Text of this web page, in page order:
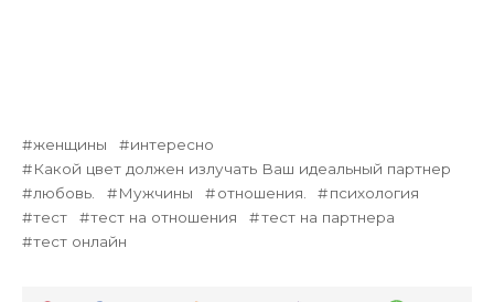
женщины
интересно
Какой цвет должен излучать Ваш идеальный партнер
любовь.
Мужчины отношения.
психология
тест
тест на отношения
тест на партнера
тест онлайн